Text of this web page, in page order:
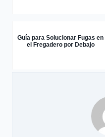
Guía para Solucionar Fugas en
el Fregadero por Debajo